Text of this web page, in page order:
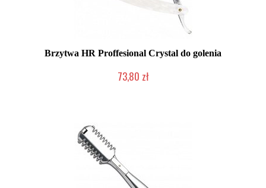
Brzytwa HR Proffesional Crystal do golenia
73,80 zł